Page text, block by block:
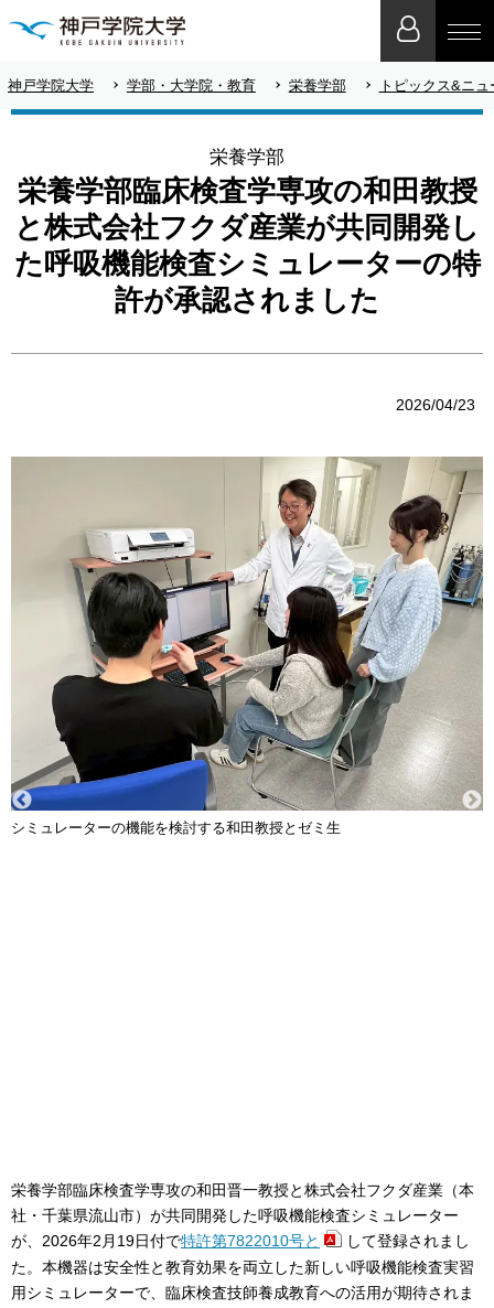
神戸学院大学 学部・大学院・教育 栄養学部 トピックス&ニ
栄養学部
栄養学部臨床検査学専攻の和田教授
と株式会社フクダ産業が共同開発し
た呼吸機能検査シミュレーターの特
許が承認されました
2026/04/23
シミュレーターの機能を検討する和田教授とゼミ生
栄養学部臨床検査学専攻の和田晋一教授と株式会社フクダ産業（本
社・千葉県流山市）が共同開発した呼吸機能検査シミュレーター
が、2026年2月19日付で特許第7822010号と
して登録されまし
た。本機器は安全性と教育効果を両立した新しい呼吸機能検査実習
用シミュレーターで、臨床検査技師養成教育への活用が期待されま